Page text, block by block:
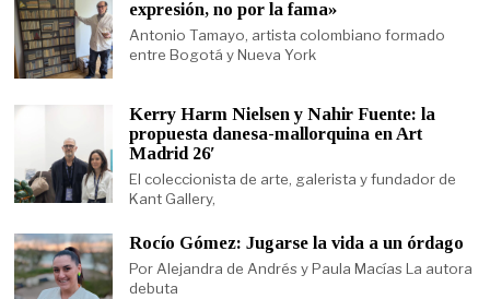
expresión, no por la fama»
Antonio Tamayo, artista colombiano formado
entre Bogotá y Nueva York
Kerry Harm Nielsen y Nahir Fuente: la
propuesta danesa-mallorquina en Art
Madrid 26′
El coleccionista de arte, galerista y fundador de
Kant Gallery,
Rocío Gómez: Jugarse la vida a un órdago
Por Alejandra de Andrés y Paula Macías La autora
debuta